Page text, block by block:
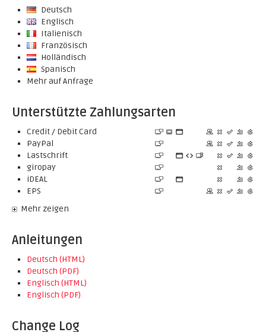
Deutsch
Englisch
Italienisch
Französisch
Holländisch
Spanisch
Mehr auf Anfrage
Unterstützte Zahlungsarten
Credit / Debit Card
PayPal
Lastschrift
giropay
iDEAL
EPS
Mehr zeigen
Anleitungen
Deutsch (HTML)
Deutsch (PDF)
Englisch (HTML)
Englisch (PDF)
Change Log